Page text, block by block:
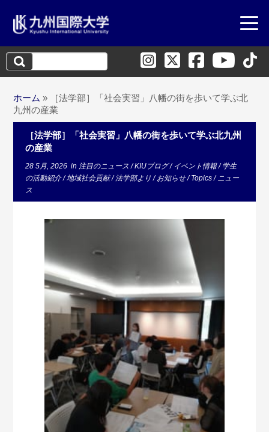
検
索:
ホーム »
［法学部］「社会実習」八幡の街を歩いて学ぶ北
九州の産業
［法学部］「社会実習」八幡の街を歩いて学ぶ北九州
の産業
28 5月, 2026 in 注目のニュース/KIUブログ/ イベント情報/学生
の活動紹介/地域社会貢献/法学部より/お知らせ/Topics/ニュー
ス